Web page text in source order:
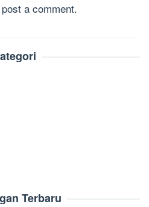
a comment.
Terbaru